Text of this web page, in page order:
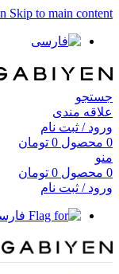
Skip to main content
جستجو
علاقه مندی
ورود / ثبت نام
0 محصول 0 تومان
منو
0 محصول 0 تومان
ورود / ثبت نام